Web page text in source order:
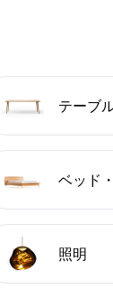
テーブ
ベッド
照明